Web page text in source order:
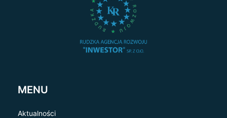
MENU
Aktualności